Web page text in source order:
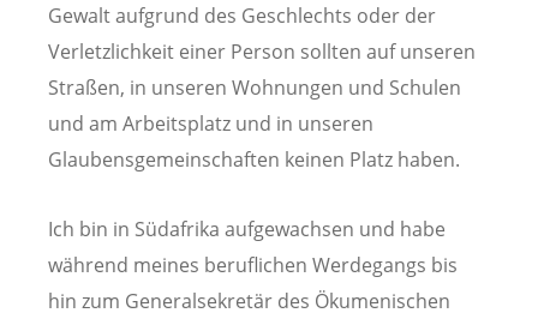
Gewalt aufgrund des Geschlechts oder der
Verletzlichkeit einer Person sollten auf unseren
Straßen, in unseren Wohnungen und Schulen
und am Arbeitsplatz und in unseren
Glaubensgemeinschaften keinen Platz haben.
Ich bin in Südafrika aufgewachsen und habe
während meines beruflichen Werdegangs bis
hin zum Generalsekretär des Ökumenischen